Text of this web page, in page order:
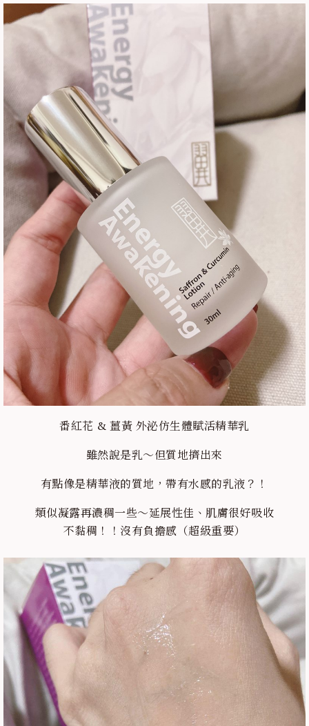
番紅花 & 薑黃 外泌仿生體賦活精華乳
雖然說是乳～但質地擠出來
有點像是精華液的質地，帶有水感的乳液？！
類似凝露再濃稠一些～延展性佳、肌膚很好吸收
不黏稠！！沒有負擔感（超級重要）